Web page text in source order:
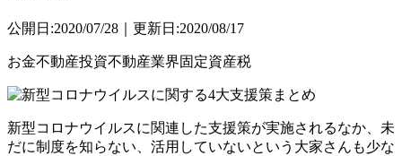
公開日:2020/07/28｜更新日:2020/08/17
お金不動産投資不動産業界固定資産税
新型コロナウイルスに関連した支援策が実施されるなか、未
だに制度を知らない、活用していないという大家さんも少な